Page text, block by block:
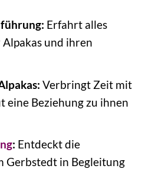
Erfahrt alles
und ihren
Verbringt Zeit mit
eine Beziehung zu ihnen
: Entdeckt die
Gerbstedt in Begleitung